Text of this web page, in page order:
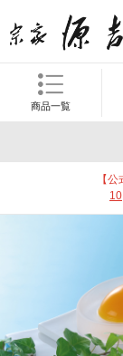
商品一覧
【